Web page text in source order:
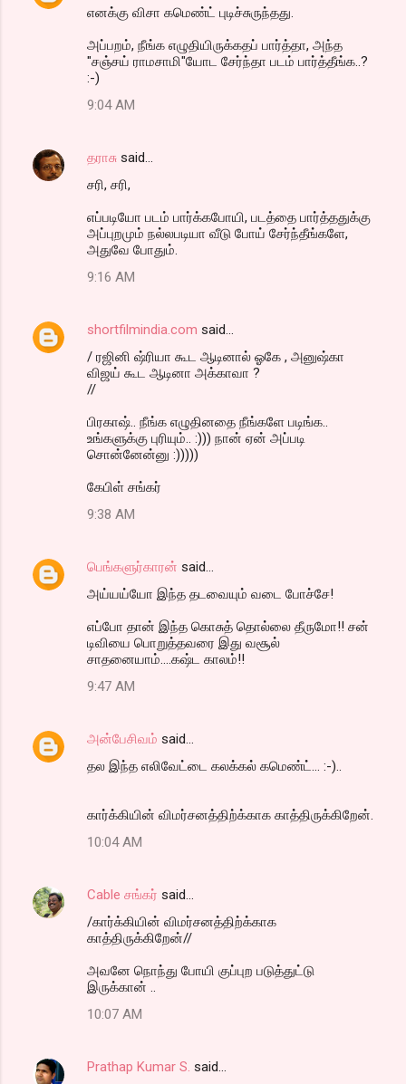
எனக்கு விசா கமெண்ட் புடிச்சுருந்தது.
அப்பறம், நீங்க எழுதியிருக்கதப் பார்த்தா, அந்த
"சஞ்சய் ராமசாமி"யோட சேர்ந்தா படம் பார்த்தீங்க..?
:-)
9:04 AM
தராசு said…
சரி, சரி,
எப்படியோ படம் பார்க்கபோயி, படத்தை பார்த்ததுக்கு
அப்புறமும் நல்லபடியா வீடு போய் சேர்ந்தீங்களே,
அதுவே போதும்.
9:16 AM
shortfilmindia.com said…
/ ரஜினி ஷ்ரியா கூட ஆடினால் ஓகே , அனுஷ்கா
விஜய் கூட ஆடினா அக்காவா ?
//
பிரகாஷ்.. நீங்க எழுதினதை நீங்களே படிங்க..
உங்களுக்கு புரியும்.. :))) நான் ஏன் அப்படி
சொன்னேன்னு :)))))
கேபிள் சங்கர்
9:38 AM
பெங்களுர்காரன் said…
அய்யய்யோ இந்த தடவையும் வடை போச்சே!
எப்போ தான் இந்த கொசுத் தொல்லை தீருமோ!! சன்
டிவியை பொறுத்தவரை இது வசூல்
சாதனையாம்....கஷ்ட காலம்!!
9:47 AM
அன்பேசிவம் said…
தல இந்த எலிவேட்டை கலக்கல் கமெண்ட்... :-)..
கார்க்கியின் விமர்சனத்திற்க்காக காத்திருக்கிறேன்.
10:04 AM
Cable சங்கர் said…
/கார்க்கியின் விமர்சனத்திற்க்காக
காத்திருக்கிறேன்//
அவனே நொந்து போயி குப்புற படுத்துட்டு
இருக்கான் ..
10:07 AM
Prathap Kumar S. said…